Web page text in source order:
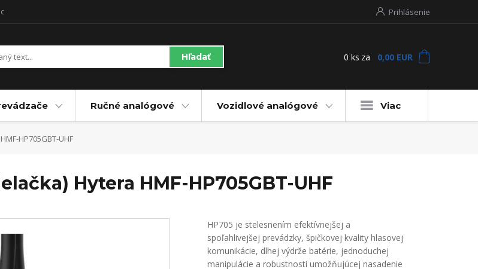
Prihlásenie
Hľadať 0 ks za 0,00 EUR
Ručné analógové Vozidlové analógové Viac
HP705GBT-UHF
Hytera HMF-HP705GBT-UHF
HP705 je stelesnením efektívnejšej a
spoľahlivejšej prevádzky, špičkovej kvality hlasovej
komunikácie, dlhej výdrže batérie, jednoduchej
manipulácie a robustnosti umožňujúcej nasadenie